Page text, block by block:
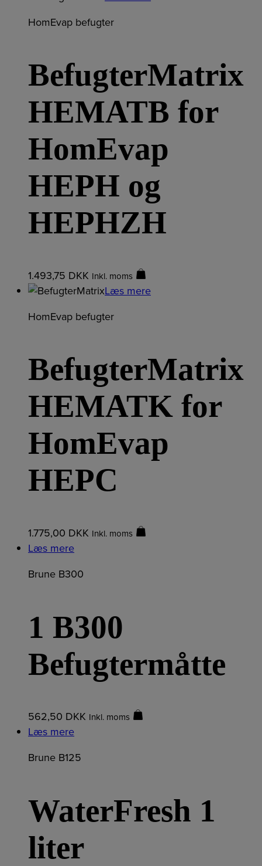
HomEvap befugter
BefugterMatrix
HEMATB for
HomEvap
HEPH og
HEPHZH
1.493,75 DKK Inkl. moms
Læs mere
HomEvap befugter
BefugterMatrix
HEMATK for
HomEvap
HEPC
1.775,00 DKK Inkl. moms
Læs mere
Brune B300
1 B300
Befugtermåtte
562,50 DKK Inkl. moms
Læs mere
Brune B125
WaterFresh 1
liter